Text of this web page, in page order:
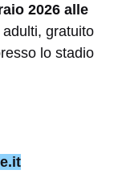
2026 alle
gratuito
lo stadio